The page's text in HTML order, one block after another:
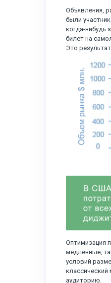
Объявления,
были
когда-нибудь
билет на
Это
Оптимизация
медленные,
условий
аудиторию.